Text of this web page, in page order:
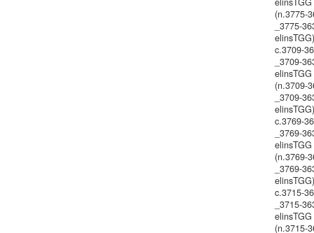
(n.3775-
_3775-
elinsTGG)
c.3709-
_3709-
elinsTGG
(n.3709-
_3709-
elinsTGG)
c.3769-
_3769-
elinsTGG
(n.3769-
_3769-
elinsTGG)
c.3715-
_3715-
elinsTGG
(n.3715-